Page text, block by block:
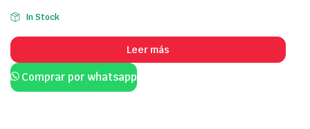
In Stock
Leer más
Comprar por whatsapp